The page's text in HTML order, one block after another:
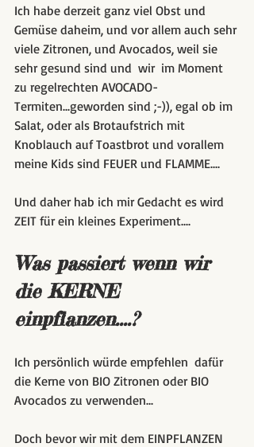
Ich habe derzeit ganz viel Obst und
Gemüse daheim, und vor allem auch sehr
viele Zitronen, und Avocados, weil sie
sehr gesund sind und  wir  im Moment
zu regelrechten AVOCADO-
Termiten...geworden sind ;-)), egal ob im
Salat, oder als Brotaufstrich mit
Knoblauch auf Toastbrot und vorallem
meine Kids sind FEUER und FLAMME....
Und daher hab ich mir Gedacht es wird
ZEIT für ein kleines Experiment....
Was passiert wenn wir
die KERNE
einpflanzen....?
Ich persönlich würde empfehlen  dafür
die Kerne von BIO Zitronen oder BIO
Avocados zu verwenden...
Doch bevor wir mit dem EINPFLANZEN